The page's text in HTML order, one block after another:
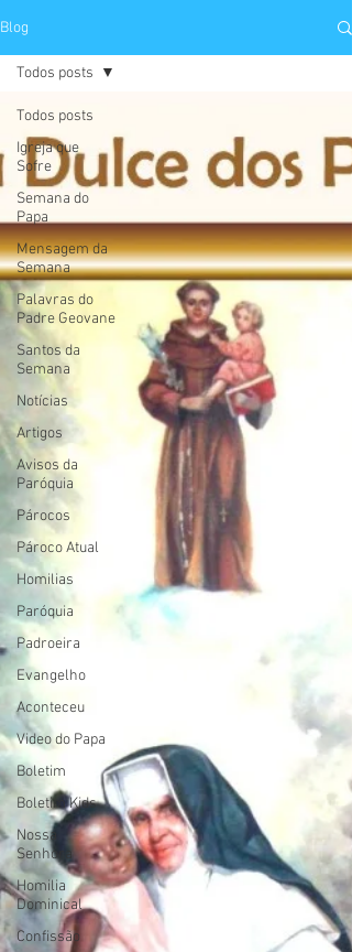
Blog
Todos posts
Igreja que
Sofre
Semana do
Papa
Mensagem da
Semana
Palavras do
Padre Geovane
Santos da
Semana
Notícias
Artigos
Avisos da
Paróquia
Párocos
Pároco Atual
Homilias
Paróquia
Padroeira
Evangelho
Aconteceu
Video do Papa
Boletim
Boletim Kids
Nossa
Senhora
Homilia
Dominical
Confissão
Todos posts